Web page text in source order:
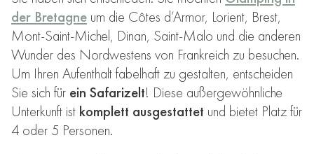
der Bretagne um die Côtes d’Armor, Lorient, Brest,
Mont-Saint-Michel, Dinan, Saint-Malo und die anderen
Wunder des Nordwestens von Frankreich zu besuchen.
Um Ihren Aufenthalt fabelhaft zu gestalten, entscheiden
Sie sich für ein Safarizelt! Diese außergewöhnliche
Unterkunft ist komplett ausgestattet und bietet Platz für
4 oder 5 Personen.